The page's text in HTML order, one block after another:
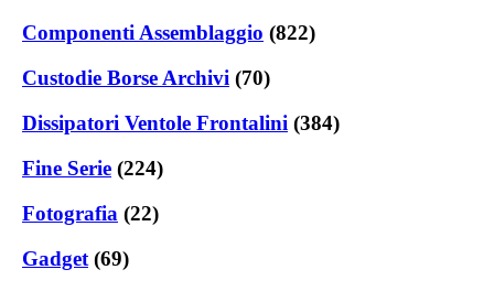
Componenti Assemblaggio (822)
Custodie Borse Archivi (70)
Dissipatori Ventole Frontalini (384)
Fine Serie (224)
Fotografia (22)
Gadget (69)